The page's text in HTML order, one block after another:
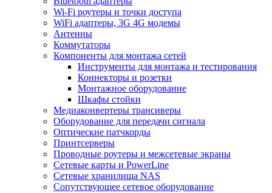
Wi-Fi роутеры и точки доступа
WiFi адаптеры, 3G 4G модемы
Антенны
Коммутаторы
Компоненты для монтажа сетей
Инструменты для монтажа и тестирования
Коннекторы и розетки
Монтажное оборудование
Шкафы стойки
Медиаконвертеры трансиверы
Оборудование для передачи сигнала
Оптические патчкорды
Принтсерверы
Проводные роутеры и межсетевые экраны
Сетевые карты и PowerLine
Сетевые хранилища NAS
Сопутствующее сетевое оборудование